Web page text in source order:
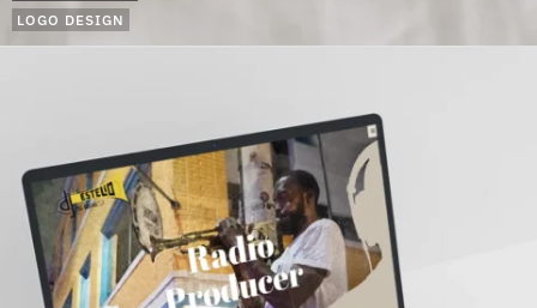
LOGO DESIGN